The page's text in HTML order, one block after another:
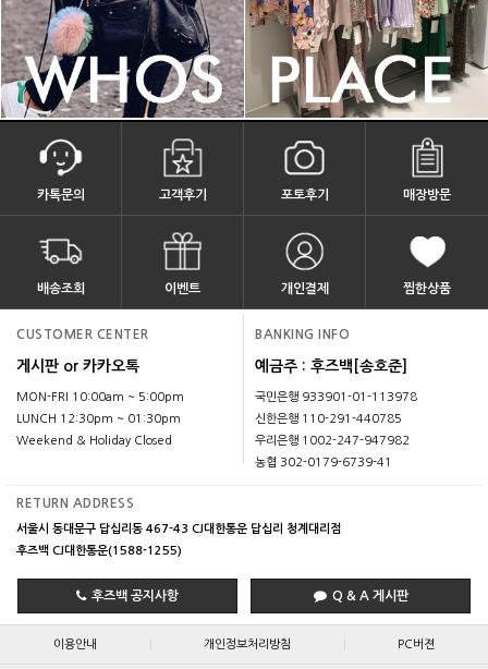
카톡문의 고객후기 포토후기 매장방문
배송조회 이벤트 개인결제 찜한상품
CUSTOMER CENTER
게시판 or 카카오톡
MON-FRI 10:00am ~ 5:00pm
LUNCH 12:30pm ~ 01:30pm
Weekend & Holiday Closed
BANKING INFO
예금주 : 후즈백[송호준]
국민은행 933901-01-113978
신한은행 110-291-440785
우리은행 1002-247-947982
농협 302-0179-6739-41
RETURN ADDRESS
서울시 동대문구 답십리동 467-43 CJ대한통운 답십리 청계대리점
후즈백 CJ대한통운(1588-1255)
후즈백 공지사항 Q & A 게시판
이용안내 | 개인정보처리방침 | PC버젼